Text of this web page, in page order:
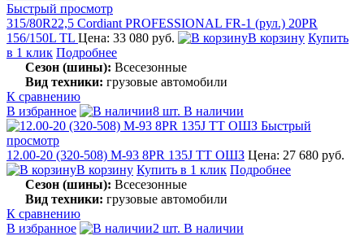
Быстрый просмотр
315/80R22,5 Cordiant PROFESSIONAL FR-1 (рул.) 20PR
156/150L TL Цена: 33 080 руб. В корзину Купить
в 1 клик Подробнее
Сезон (шины): Всесезонные
Вид техники: грузовые автомобили
К сравнению
В избранное
8 шт. В наличии
Быстрый
просмотр
12.00-20 (320-508) М-93 8PR 135J TT ОШЗ Цена: 27 680 руб.
В корзину Купить в 1 клик Подробнее
Сезон (шины): Всесезонные
Вид техники: грузовые автомобили
К сравнению
В избранное
2 шт. В наличии